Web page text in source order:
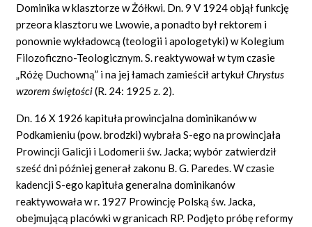
Dominika w klasztorze w Żółkwi. Dn. 9 V 1924 objął funkcję
przeora klasztoru we Lwowie, a ponadto był rektorem i
ponownie wykładowcą (teologii i apologetyki) w Kolegium
Filozoficzno-Teologicznym. S. reaktywował w tym czasie
„Różę Duchowną” i na jej łamach zamieścił artykułChrystus
wzoremświętości(R. 24: 1925 z. 2).
Dn. 16 X 1926 kapituła prowincjalna dominikanów w
Podkamieniu (pow. brodzki) wybrała S-ego na prowincjała
Prowincji Galicji i Lodomerii św. Jacka; wybór zatwierdził
sześć dni później generał zakonu B. G. Paredes. W czasie
kadencji S-ego kapituła generalna dominikanów
reaktywowała w r. 1927 Prowincję Polską św. Jacka,
obejmującą placówki w granicach RP. Podjęto próbę reformy